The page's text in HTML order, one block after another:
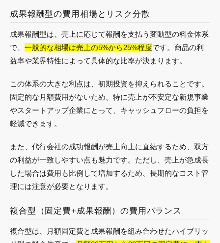
成果報酬型の費用相場とリスク分散
成果報酬型は、売上に応じて報酬を支払う変動型の料金体系
で、 一般的な相場は売上の5%から25%程度です。商品の利
益率や業界特性によって具体的な比率が決まります。
この体系の大きな利点は、初期投資を抑えられることです。
固定的な月額費用がないため、特に売上が不安定な新規事業
やスタートアップ企業にとって、キャッシュフローの負担を
軽減できます。
また、代行会社の成功報酬が売上向上に直結するため、双方
の利益が一致しやすい点も魅力です。ただし、売上が急成長
した場合は費用も比例して増加するため、長期的なコスト管
理には注意が必要となります。
複合型（固定費+成果報酬）の費用バランス
複合型は、月額固定費と成果報酬を組み合わせたハイブリッ